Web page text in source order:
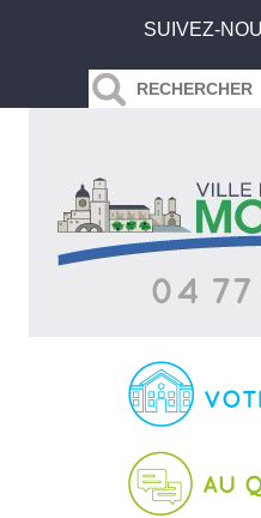
SUIVEZ-